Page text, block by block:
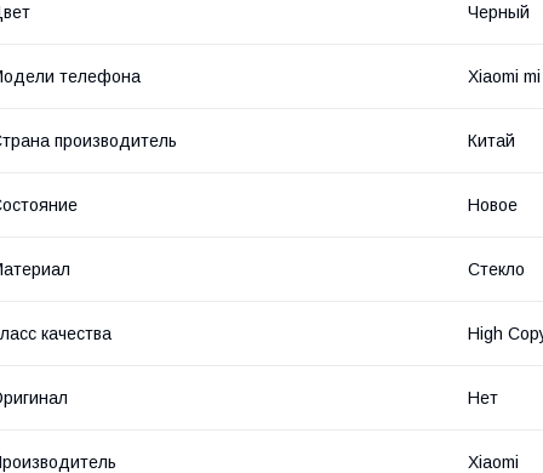
Черный
телефона Xiaomi
производитель Китай
Новое
Стекло
качества High
Нет
Xiaomi